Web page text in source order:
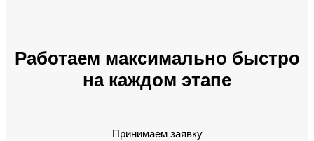
Работаем максимально быстро
на каждом этапе
Принимаем заявку